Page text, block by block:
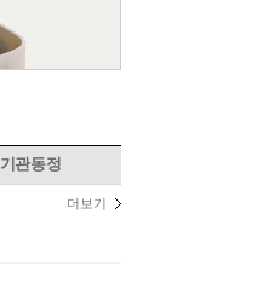
기관동정
더보기